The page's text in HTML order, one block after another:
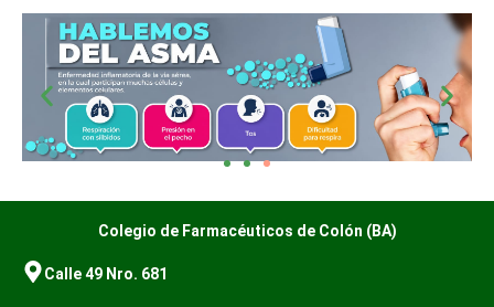
Colegio de Farmacéuticos de Colón (BA)
Calle 49 Nro. 681